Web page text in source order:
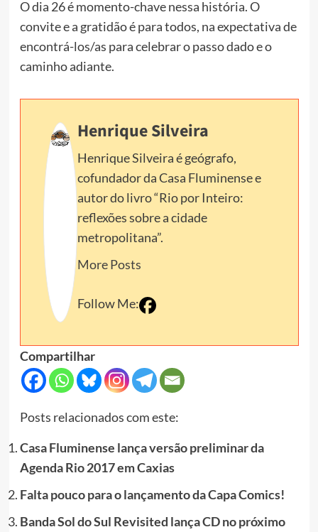
O dia 26 é momento-chave nessa história. O
convite e a gratidão é para todos, na expectativa de
encontrá-los/as para celebrar o passo dado e o
caminho adiante.
Henrique Silveira
Henrique Silveira é geógrafo,
cofundador da Casa Fluminense e
autor do livro “Rio por Inteiro:
reflexões sobre a cidade
metropolitana”.
More Posts
Follow Me:
Compartilhar
Posts relacionados com este:
Casa Fluminense lança versão preliminar da
Agenda Rio 2017 em Caxias
Falta pouco para o lançamento da Capa Comics!
Banda Sol do Sul Revisited lança CD no próximo